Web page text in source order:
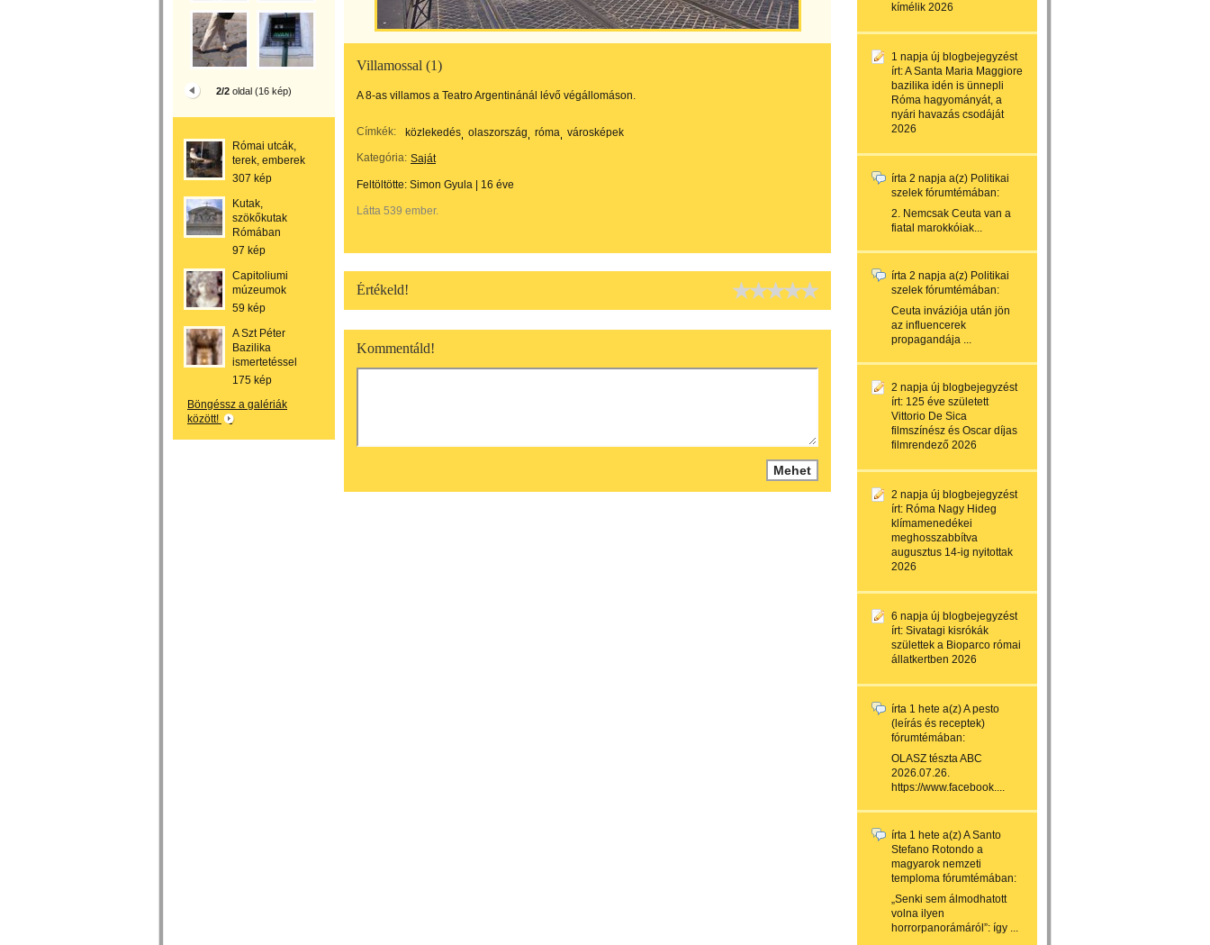
2/2 oldal (16 kép)
Római utcák,
terek, emberek
307 kép
Kutak,
szökőkutak
Rómában
97 kép
Capitoliumi
múzeumok
59 kép
A Szt Péter
Bazilika
ismertetéssel
175 kép
Böngéssz a galériák
között!
Villamossal (1)
A 8-as villamos a Teatro Argentinánál lévő végállomáson.
Címkék: közlekedés olaszország róma városképek
Kategória: Saját
Feltöltötte: Simon Gyula 16 éve
Látta 539 ember.
Értékeld!
Kommentáld!
kímélik 2026
1 napja új blogbejegyzést
írt:A Santa Maria Maggiore
bazilika idén is ünnepli
Róma hagyományát, a
nyári havazás csodáját
2026
írta 2 napja a(z) Politikai
szelek fórumtémában:
2. Nemcsak Ceuta van a
fiatal marokkóiak...
írta 2 napja a(z) Politikai
szelek fórumtémában:
Ceuta inváziója után jön
az influencerek
propagandája ...
2 napja új blogbejegyzést
írt: 125 éve született
Vittorio De Sica
filmszínész és Oscar díjas
filmrendező 2026
2 napja új blogbejegyzést
írt: Róma Nagy Hideg
klímamenedékei
meghosszabbítva
augusztus 14-ig nyitottak
2026
6 napja új blogbejegyzést
írt: Sivatagi kisrókák
születtek a Bioparco római
állatkertben 2026
írta 1 hete a(z)A pesto
(leírás és receptek)
fórumtémában:
OLASZ tészta ABC
2026.07.26.
https://www.facebook....
írta 1 hete a(z)A Santo
Stefano Rotondo a
magyarok nemzeti
temploma fórumtémában:
„Senki sem álmodhatott
volna ilyen
horrorpanorámáról”: így ...